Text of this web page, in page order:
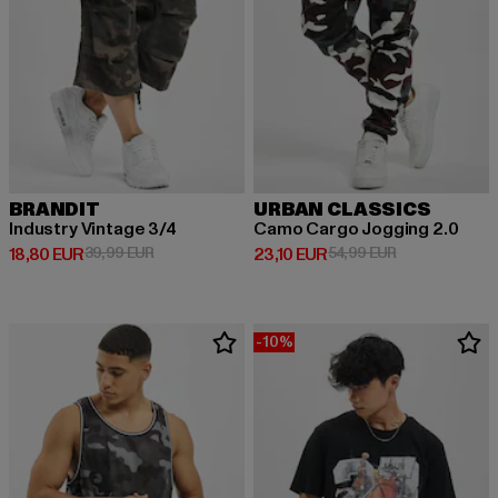
BRANDIT
Industry Vintage 3/4
18,80 EUR
Derzeitiger Preis: 18,80 EUR
39,99 EURAktionspreis: 39,99 EUR
URBAN CLASSICS
Camo Cargo Jogging 2.0
23,10 EUR
Derzeitiger Preis: 23,10 EUR
54,99 EURAktionspreis:
-10%